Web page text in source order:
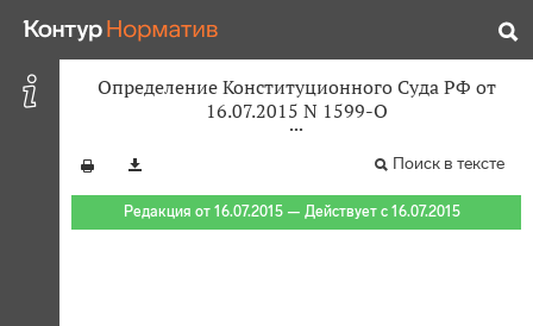
Определение Конституционного Суда РФ от
16.07.2015 N 1599-О
Поиск в тексте
Редакция от 16.07.2015 — Действует с 16.07.2015